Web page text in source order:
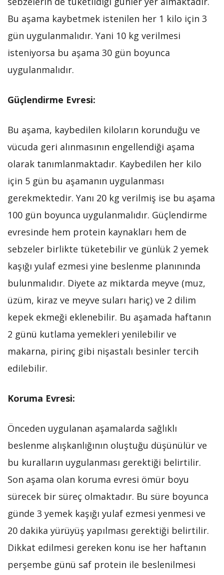
Bu aşama kaybetmek istenilen her 1 kilo için 3
gün uygulanmalıdır. Yani 10 kg verilmesi
isteniyorsa bu aşama 30 gün boyunca
uygulanmalıdır.
Güçlendirme Evresi:
Bu aşama, kaybedilen kiloların korunduğu ve
vücuda geri alınmasının engellendiği aşama
olarak tanımlanmaktadır. Kaybedilen her kilo
için 5 gün bu aşamanın uygulanması
gerekmektedir. Yanı 20 kg verilmiş ise bu aşama
100 gün boyunca uygulanmalıdır. Güçlendirme
evresinde hem protein kaynakları hem de
sebzeler birlikte tüketebilir ve günlük 2 yemek
kaşığı yulaf ezmesi yine beslenme planınında
bulunmalıdır. Diyete az miktarda meyve (muz,
üzüm, kiraz ve meyve suları hariç) ve 2 dilim
kepek ekmeği eklenebilir. Bu aşamada haftanın
2 günü kutlama yemekleri yenilebilir ve
makarna, pirinç gibi nişastalı besinler tercih
edilebilir.
Koruma Evresi:
Önceden uygulanan aşamalarda sağlıklı
beslenme alışkanlığının oluştuğu düşünülür ve
bu kuralların uygulanması gerektiği belirtilir.
Son aşama olan koruma evresi ömür boyu
sürecek bir süreç olmaktadır. Bu süre boyunca
günde 3 yemek kaşığı yulaf ezmesi yenmesi ve
20 dakika yürüyüş yapılması gerektiği belirtilir.
Dikkat edilmesi gereken konu ise her haftanın
perşembe günü saf protein ile beslenilmesi